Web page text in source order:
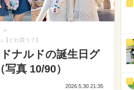
>
どれ買う？】
ナルドの誕生日グ
真 10/90）
2026.5.30 21:35
1
2
3